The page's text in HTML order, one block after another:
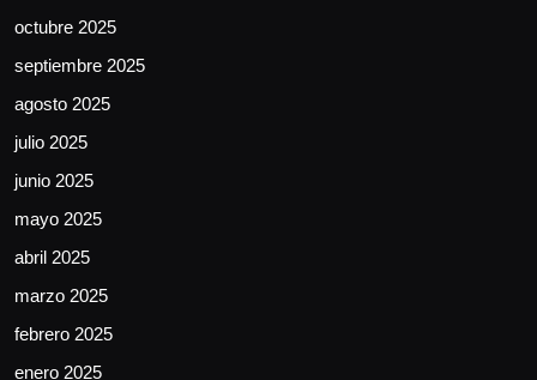
octubre 2025
septiembre 2025
agosto 2025
julio 2025
junio 2025
mayo 2025
abril 2025
marzo 2025
febrero 2025
enero 2025